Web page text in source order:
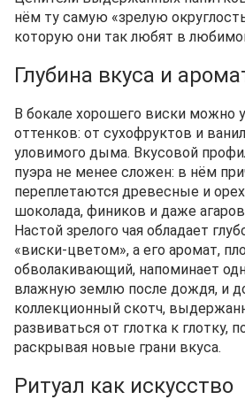
нём ту самую «зрелую
которую они так любят в
Глубина вкуса и
В бокале хорошего виски можно
оттенков: от сухофруктов и
уловимого дыма. Вкусовой
пуэра не менее сложен: в нём
переплетаются древесные и
шоколада, фиников и даже
Настой зрелого чая обладает
«виски‑цветом», а его аромат,
обволакивающий, напоминает
влажную землю после дождя, и
коллекционный скотч,
развиваться от глотка к глотку,
раскрывая новые грани вкуса.
Ритуал как искусство